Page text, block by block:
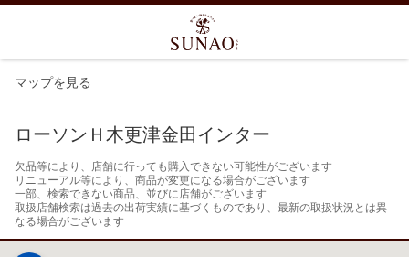
マップを見る
ローソンＨ木更津金田インター
欠品等により、店舗に行っても購入できない可能性がございます
リニューアル等により、商品が変更になる場合がございます
一部、検索できない商品、並びに店舗がございます
取扱店舗検索は過去の出荷実績に基づくものであり、最新の取扱状況とは異
なる場合がございます